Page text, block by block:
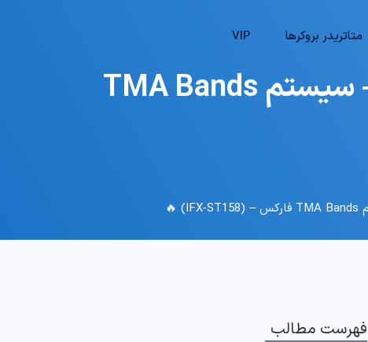
متاتریدر بروکرها VIP
💹 معرفی استراتژی ساده اسکالپ طلا در 5 دقیقه – سیستم TMA Bands
فهرست مطالب